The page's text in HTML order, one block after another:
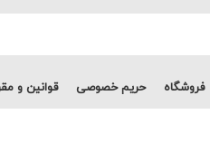
فروشگاه حریم خصوصی قوانین و